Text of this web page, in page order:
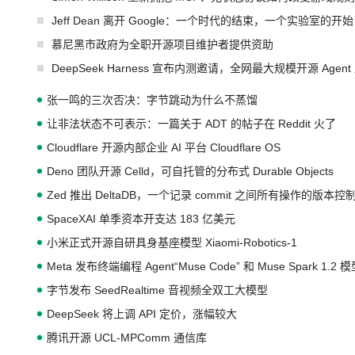
Jeff Dean 离开 Google：一个时代的结束，一个实验室的开始
慕尼黑市政府为全职开源项目维护者提供资助
DeepSeek Harness 宣布内测邀请，全网最大规模开源 Agent
张一鸣的三次否决：字节跳动为什么不蒸馏
让非法状态不可表示：一篇关于 ADT 的帖子在 Reddit 火了
Cloudflare 开源内部企业 AI 平台 Cloudflare OS
Deno 团队开源 Celld，可自托管的分布式 Durable Objects
Zed 推出 DeltaDB，一个记录 commit 之间所有操作的版本控
SpaceXAI 单季资本开支达 183 亿美元
小米正式开源自研具身基座模型 Xiaomi-Robotics-1
Meta 发布终端编程 Agent“Muse Code” 和 Muse Spark 1.2 模
字节发布 SeedRealtime 音视频全双工大模型
DeepSeek 将上调 API 定价，涨幅较大
腾讯开源 UCL-MPComm 通信库